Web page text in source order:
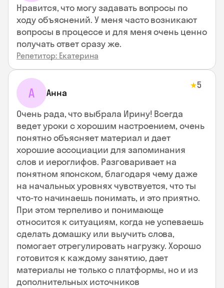
Нравится, что могу задавать вопросы по
ходу объяснений. У меня часто возникают
вопросы в процессе и для меня очень ценно
получать ответ сразу же.
Репетитор: Екатерина
А Анна
★5
Очень рада, что выбрала Ирину! Всегда
ведет уроки с хорошим настроением, очень
понятно объясняет материал и дает
хорошие ассоциации для запоминания
слов и иероглифов. Разговаривает на
понятном японском, благодаря чему даже
на начальных уровнях чувствуется, что ты
что-то начинаешь понимать, и это приятно.
При этом терпеливо и понимающе
относится к ситуациям, когда не успеваешь
сделать домашку или выучить слова,
помогает отрегулировать нагрузку. Хорошо
готовится к каждому занятию, дает
материалы не только с платформы, но и из
дополнительных источников